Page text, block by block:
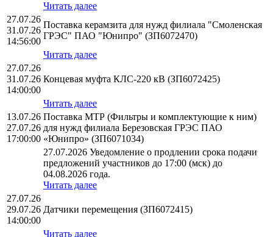
Читать далее
27.07.26
31.07.26
14:56:00
Поставка керамзита для нужд филиала "Смоленская
ГРЭС" ПАО "Юнипро" (ЗП6072470)
Читать далее
27.07.26
31.07.26
14:00:00
Концевая муфта КЛС-220 кВ (ЗП6072425)
Читать далее
13.07.26
27.07.26
17:00:00
Поставка МТР (Фильтры и комплектующие к ним)
для нужд филиала Березовская ГРЭС ПАО
«Юнипро» (ЗП6071034)
27.07.2026 Уведомление о продлении срока подачи
предложений участников до 17:00 (мск) до
04.08.2026 года.
Читать далее
27.07.26
29.07.26
14:00:00
Датчики перемещения (ЗП6072415)
Читать далее